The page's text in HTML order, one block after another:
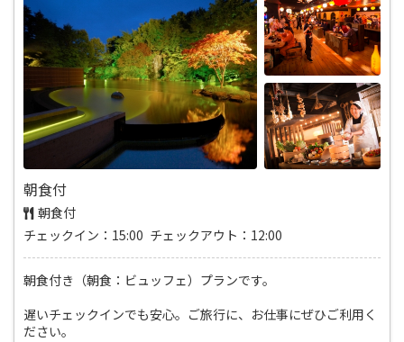
朝食付
朝食付
チェックイン：15:00 チェックアウト：12:00
朝食付き（朝食：ビュッフェ）プランです。
遅いチェックインでも安心。ご旅行に、お仕事にぜひご利用く
ださい。